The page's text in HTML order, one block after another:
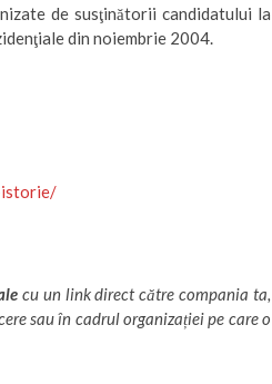
de susţinătorii candidatului la
din noiembrie 2004.
istorie/
cu un link direct către compania ta,
sau în cadrul organizației pe care o